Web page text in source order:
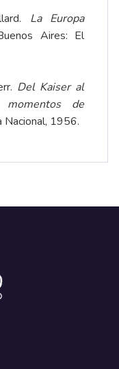
La Europa
Aires: El
Del Kaiser al
momentos de
Nacional, 1956.